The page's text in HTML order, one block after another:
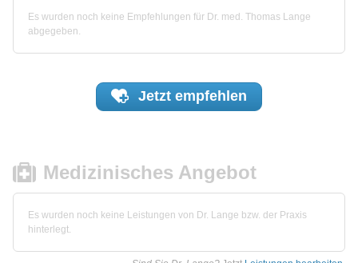
Es wurden noch keine Empfehlungen für Dr. med. Thomas Lange
abgegeben.
Jetzt empfehlen
Medizinisches Angebot
Es wurden noch keine Leistungen von Dr. Lange bzw. der Praxis
hinterlegt.